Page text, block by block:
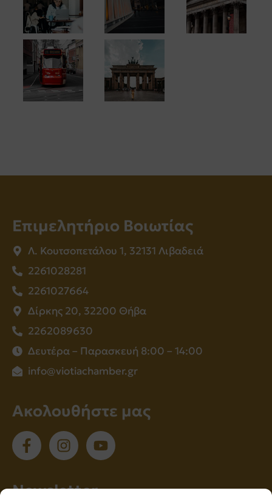
Επιμελητήριο Βοιωτίας
Λ. Κουτσοπετάλου 1, 32131 Λιβαδειά
2261028281
2261027664
Δίρκης 20, 32200 Θήβα
2262089630
Δευτέρα – Παρασκευή 8:00 – 14:00
info@viotiachamber.gr
Ακολουθήστε μας
Νewsletter